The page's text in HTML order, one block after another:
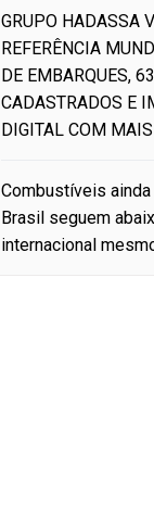
GRUPO HADASSA
REFERÊNCIA
DE EMBARQUES,
CADASTRADOS E
DIGITAL COM
Combustíveis
Brasil seguem
internacional